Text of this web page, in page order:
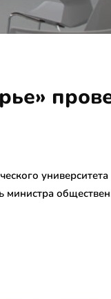
университета
министра